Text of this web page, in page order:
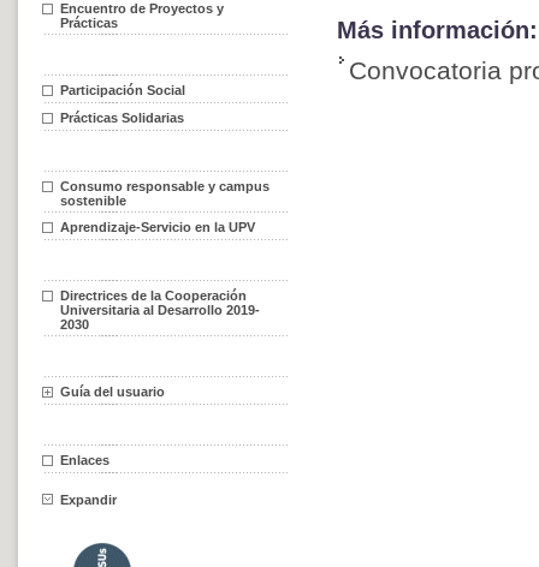
Encuentro de Proyectos y
Prácticas
Participación Social
Prácticas Solidarias
Consumo responsable y campus
sostenible
Aprendizaje-Servicio en la UPV
Directrices de la Cooperación
Universitaria al Desarrollo 2019-
2030
Guía del usuario
Enlaces
Expandir
Más información:
Convocatoria